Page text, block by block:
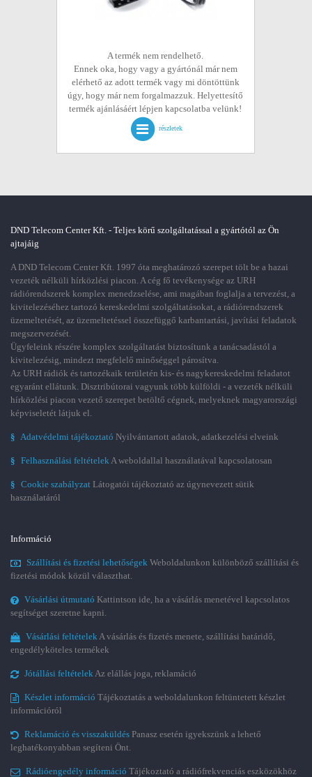
A termék nem rendelhető.
Ennek oka, hogy vagy a gyártónál már nem
elérhető az adott termék vagy mi döntöttünk
úgy, hogy már nem forgalmazzuk. Helyettesítő
termék ajánlásáért lépjen kapcsolatba velünk!
részletek
DND Telecom Center Kft. - Teljes körű szolgáltatással a gyártótól az Ön
ajtajáig
A DND Telecom Center Kft. 1997 óta meghatározó szerepet tölt be a hazai
vezeték nélküli hírközlési piacon. A cég fő tevékenysége az URH
rádiórendszerek komplex menedzselése, ami magában foglalja a tervezést, a
kivitelezéséhez tartozó kereskedelmi szolgáltatásokat, a rádiórendszerek
üzemeltetését, az üzemeltetéssel összefüggő karbantartási, javítási feladatok
megszervezését.
Ügyfeleink részére komplex szolgáltatást biztosítunk a tanácsadástól a
kivitelezésig, mindezt megfelelő minőséggel párosítva.
Az URH rádiók és tartozékaik területén kis- és nagykereskedelmi feladatot
egyaránt ellátunk. Disztribútorai vagyunk több külföldi - a vezeték nélküli
hírközlési piacon vezető szerepet betöltő cégnek, melyeknek magyarországi
képviseletét látjuk el.
§ Adatvédelmi tájékoztató Nyilvántartott adatok, adatkezelési elveink
§ Felhasználási feltételekA weboldallal használatával kapcsolatosan
§ Cookie szabályzat Látogatói tájékoztató az úgynevezett sütik
használatáról
Információ
Szállítási és fizetési lehetőségek Weboldalunkon különböző szállítási és
fizetési módok közül választhat.
Vásárlási útmutató Kattintson ide, ha a vásárlás menetével kapcsolatos
segítséget szeretne kapni.
Vásárlási feltételekA vásárlás és fizetés menete, szállítási határidő,
engedélyköteles termékek
Jótállási feltételekAz elállás joga, reklamáció
Készlet információ Tájékoztatás a weboldalunkon feltüntetett készlet
információról
Reklamáció és visszaküldés Panasz esetén igyekszünk a lehető
leghatékonyabban segíteni Önt.
Rádióengedély információ Tájékoztató a rádiófrekvenciás eszközökhöz